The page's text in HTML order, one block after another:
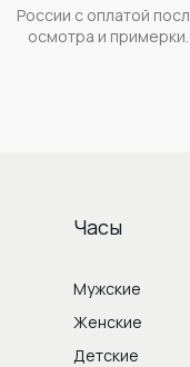
России с оплатой
осмотра и примерки.
Часы
Мужские
Женские
Детские